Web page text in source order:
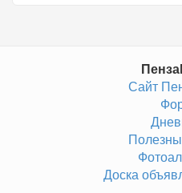
Сайт
Доска